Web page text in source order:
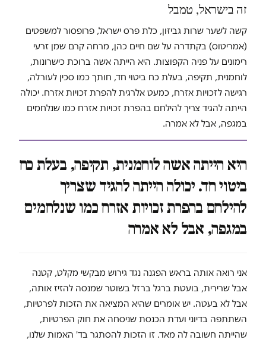
זה בישראל, טמבל
קשה לשער שרות גביזון, כלת פרס ישראל, פרופסור למשפטים
(אמריטוס) בקתדרה על שם חיים כהן, מרחה קרם שמן זרעי
רימונים על פניה הקפוצות. היא הייתה אשה ברוכת כישרונות,
לוחמנית, תקיפה, בעלת כח ביטוי חד, חותך כמו סכין לעורלה,
רגישה לזכויות אזרח, כמעט אלרגית להפרת זכויות אזרח. יכולה
הייתה להגיד צריך להילחם בהפרת זכויות אזרח כמו שנלחמים
במגפה, אבל לא אמרה.
היא הייתה אשה לוחמנית, תקיפה, בעלת כח
ביטוי חד. יכולה הייתה להגיד שצריך
להילחם בהפרת זכויות אזרח כמו שנלחמים
במגפה, אבל לא אמרה
אני רואה אותה בראש הפגנה נגד גירוש מבקשי מקלט, קטנה
אבל שרירית, בועטת ברגל ברזל בשוטר שמנסה להזיז אותה,
אבל לא בעטה. יש אומרים שהיא המציאה את הזכות לפרטיות,
השתתפה בדיוני ועדת הכנסת שניסחה את חוק הפרטיות,
שהייתה חשובה לה מאד. זו הזכות להסתגר בד' האמות שלנו,